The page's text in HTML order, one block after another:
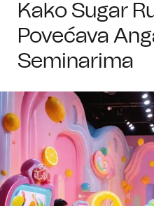
Kako Sugar
Povećava
Seminarima